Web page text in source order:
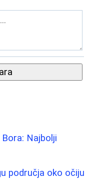
Najbolji
područja oko očiju